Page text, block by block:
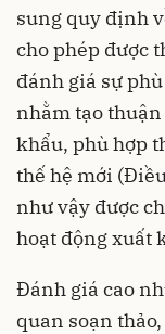
sung quy định
cho phép được
đánh giá sự
nhằm tạo
khẩu, phù hợp
thế hệ mới
như vậy được
hoạt động xuất
Đánh giá cao
quan soạn